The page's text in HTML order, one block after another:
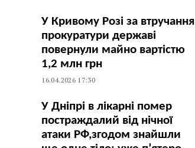
У Кривому Розі за втручання
прокуратури державі
повернули майно вартістю
1,2 млн грн
16.04.2026 17:30
У Дніпрі в лікарні помер
постраждалий від нічної
атаки РФ,згодом знайшли